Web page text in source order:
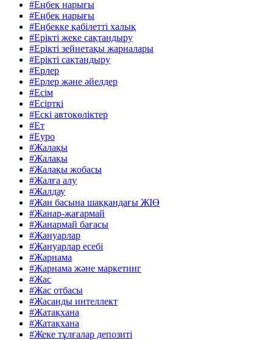
#Еңбек нарығы
#Еңбек нарығы
#Еңбекке қабілетті халық
#Ерікті жеке сақтандыру
#Ерікті зейнетақы жарналары
#Ерікті сақтандыру
#Ерлер
#Ерлер және әйелдер
#Есім
#Есірткі
#Ескі автокөліктер
#Ет
#Еуро
#Жалақы
#Жалақы
#Жалақы жобасы
#Жалға алу
#Жалдау
#Жан басына шаққандағы ЖІӨ
#Жанар-жағармай
#Жанармай бағасы
#Жануарлар
#Жануарлар есебі
#Жарнама
#Жарнама және маркетинг
#Жас
#Жас отбасы
#Жасанды интеллект
#Жатақхана
#Жатақхана
#Жеке тұлғалар депозиті